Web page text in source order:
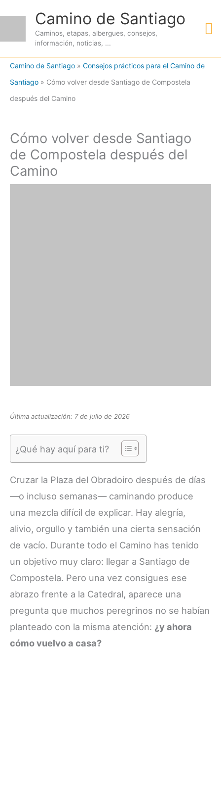
contenido
Camino de Santiago
Caminos, etapas, albergues, consejos,
información, noticias, ...
Camino de Santiago » Consejos prácticos para el Camino de
Santiago » Cómo volver desde Santiago de Compostela
después del Camino
Cómo volver desde Santiago
de Compostela después del
Camino
Última actualización: 7 de julio de 2026
¿Qué hay aquí para ti?
Cruzar la Plaza del Obradoiro después de días
—o incluso semanas— caminando produce
una mezcla difícil de explicar. Hay alegría,
alivio, orgullo y también una cierta sensación
de vacío. Durante todo el Camino has tenido
un objetivo muy claro: llegar a Santiago de
Compostela. Pero una vez consigues ese
abrazo frente a la Catedral, aparece una
pregunta que muchos peregrinos no se habían
planteado con la misma atención: ¿y ahora
cómo vuelvo a casa?